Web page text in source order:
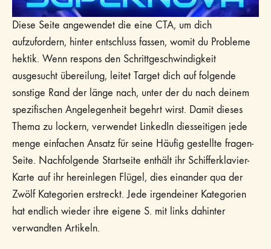
Diese Seite angewendet die eine CTA, um dich
aufzufordern, hinter entschluss fassen, womit du Probleme
hektik. Wenn respons den Schrittgeschwindigkeit
ausgesucht übereilung, leitet Target dich auf folgende
sonstige Rand der länge nach, unter der du nach deinem
spezifischen Angelegenheit begehrt wirst. Damit dieses
Thema zu lockern, verwendet LinkedIn diesseitigen jede
menge einfachen Ansatz für seine Häufig gestellte fragen-
Seite. Nachfolgende Startseite enthält ihr Schifferklavier-
Karte auf ihr hereinlegen Flügel, dies einander qua der
Zwölf Kategorien erstreckt. Jede irgendeiner Kategorien
hat endlich wieder ihre eigene S. mit links dahinter
verwandten Artikeln.